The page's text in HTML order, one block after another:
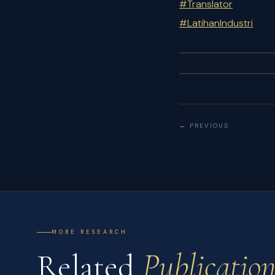
#Translator
#LatihanIndustri
← PREVIOUS
MORE RESEARCH
Related